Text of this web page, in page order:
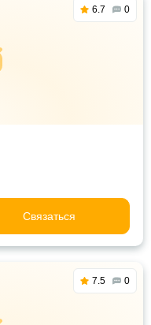
6.7 0
Связаться
7.5 0